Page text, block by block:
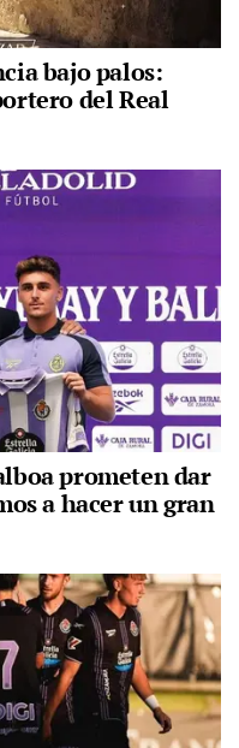
bajo palos:
del Real
prometen dar
a hacer un gran